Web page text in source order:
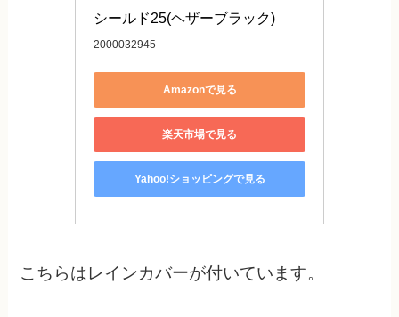
シールド25(ヘザーブラック)
2000032945
Amazonで見る
楽天市場で見る
Yahoo!ショッピングで見る
こちらはレインカバーが付いています。